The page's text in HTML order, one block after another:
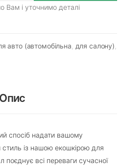
Вам і уточнимо деталі
авто (автомобільна для салону)
Опис
спосіб надати вашому
із нашою екошкірою для
поєднує всі переваги сучасної